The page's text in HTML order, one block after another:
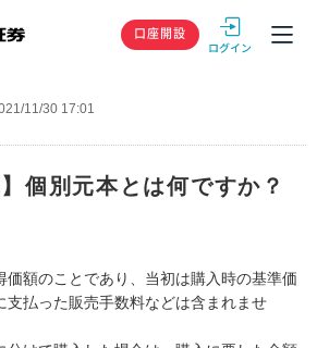
GMOクリック
口座開設
11/30 17:01
】個別元本とは何ですか？
価額のことであり、当初は購入時の基準価
支払った販売手数料などは含まれませ